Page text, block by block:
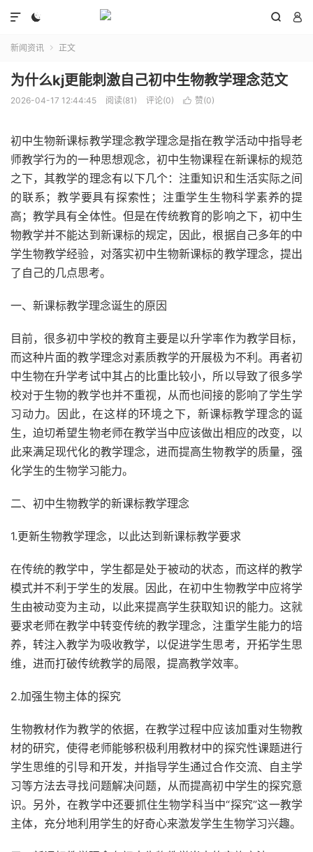
  

新闻资讯  正文
为什么kj更能刺激自己初中生物教学理念范文
2026-04-17 12:44:45 阅读(81) 评论(0)  赞(0)
初中生物新课标教学理念教学理念是指在教学活动中指导老
师教学行为的一种思想观念，初中生物课程在新课标的规范
之下，其教学的理念有以下几个：注重知识和生活实际之间
的联系；教学要具有探索性；注重学生生物科学素养的提
高；教学具有全体性。但是在传统教育的影响之下，初中生
物教学并不能达到新课标的规定，因此，根据自己多年的中
学生物教学经验，对落实初中生物新课标的教学理念，提出
了自己的几点思考。
一、新课标教学理念诞生的原因
目前，很多初中学校的教育主要是以升学率作为教学目标，
而这种片面的教学理念对素质教学的开展极为不利。再者初
中生物在升学考试中其占的比重比较小，所以导致了很多学
校对于生物的教学也并不重视，从而也间接的影响了学生学
习动力。因此，在这样的环境之下，新课标教学理念的诞
生，迫切希望生物老师在教学当中应该做出相应的改变，以
此来满足现代化的教学理念，进而提高生物教学的质量，强
化学生的生物学习能力。
二、初中生物教学的新课标教学理念
1.更新生物教学理念，以此达到新课标教学要求
在传统的教学中，学生都是处于被动的状态，而这样的教学
模式并不利于学生的发展。因此，在初中生物教学中应将学
生由被动变为主动，以此来提高学生获取知识的能力。这就
要求老师在教学中转变传统的教学理念，注重学生能力的培
养，转注入教学为吸收教学，以促进学生思考，开拓学生思
维，进而打破传统教学的局限，提高教学效率。
2.加强生物主体的探究
生物教材作为教学的依据，在教学过程中应该加重对生物教
材的研究，使得老师能够积极利用教材中的探究性课题进行
学生思维的引导和开发，并指导学生通过合作交流、自主学
习等方法去寻找问题解决问题，从而提高初中学生的探究意
识。另外，在教学中还要抓住生物学科当中“探究”这一教学
主体，充分地利用学生的好奇心来激发学生生物学习兴趣。